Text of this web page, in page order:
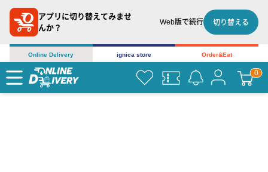
アプリに切り替えてみませ
んか？
Web版で続行 切り替える
Online Delivery ignica store Order&Eat